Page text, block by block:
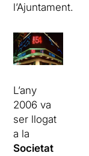
l’Ajuntament.
L’any
2006 va
ser llogat
a la
Societat